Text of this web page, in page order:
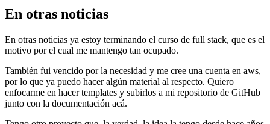
En otras noticias
En otras noticias ya estoy terminando el curso de full stack, que es el
motivo por el cual me mantengo tan ocupado.
También fui vencido por la necesidad y me cree una cuenta en aws,
por lo que ya puedo hacer algún material al respecto. Quiero
enfocarme en hacer templates y subirlos a mi repositorio de GitHub
junto con la documentación acá.